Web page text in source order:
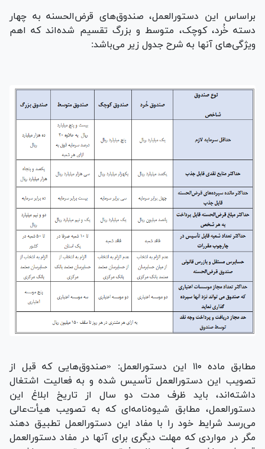
براساس این دستورالعمل، صندوق‌های قرض‌الحسنه به چهار
دسته خُرد، کوچک، متوسط و بزرگ تقسیم شده‌اند که اهم
ویژگی‌های آنها به شرح جدول زیر می‌باشد:
مطابق ماده ۱۱۰ این دستورالعمل: «صندوق‌هایی که قبل از
تصویب این دستورالعمل تأسیس شده و به فعالیت اشتغال
داشته‌اند، باید ظرف مدت دو سال از تاریخ ابلاغ این
دستورالعمل، مطابق شیوه‌نامه‌ای که به تصویب هیأت‌عالی
می‌رسد شرایط خود را با مفاد این دستورالعمل تطبیق دهند
مگر در مواردی که مهلت دیگری برای آنها در مفاد دستورالعمل